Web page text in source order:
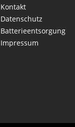
Kontakt
Datenschutz
Batterieentsorgung
Impressum